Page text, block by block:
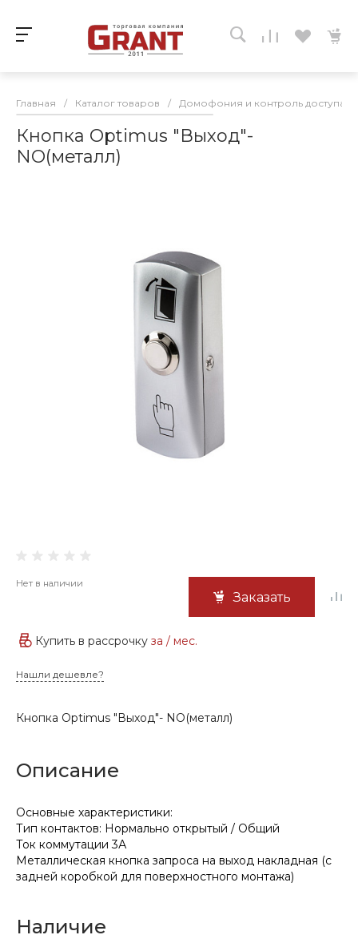
Главная / Каталог товаров / Домофония и контроль доступа
Кнопка Optimus "Выход"-
NO(металл)
Нет в наличии
Заказать
Купить в рассрочку за / мес.
Нашли дешевле?
Кнопка Optimus "Выход"- NO(металл)
Описание
Основные характеристики:
Тип контактов: Нормально открытый / Общий
Ток коммутации 3А
Металлическая кнопка запроса на выход накладная (с
задней коробкой для поверхностного монтажа)
Наличие